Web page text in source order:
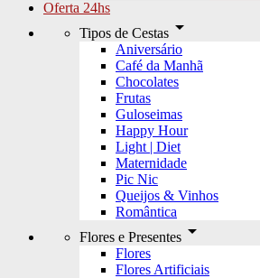
Oferta 24hs
Tipos de Cestas arrow_drop_down
Aniversário
Café da Manhã
Chocolates
Frutas
Guloseimas
Happy Hour
Light | Diet
Maternidade
Pic Nic
Queijos & Vinhos
Romântica
Flores e Presentes arrow_drop_down
Flores
Flores Artificiais